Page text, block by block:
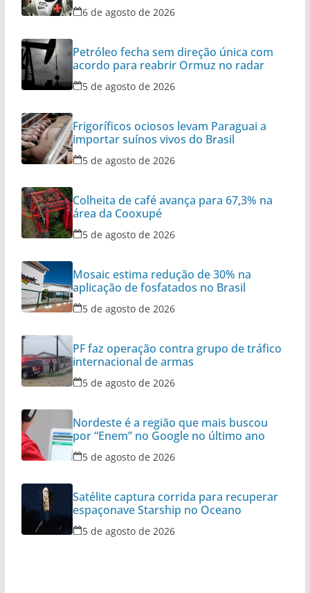
6 de agosto de 2026
Petróleo fecha sem direção única com
acordo para reabrir Ormuz no radar
5 de agosto de 2026
Frigoríficos ociosos levam Paraguai a
importar suínos vivos do Brasil
5 de agosto de 2026
Colheita de café avança para 67,3% na
área da Cooxupé
5 de agosto de 2026
Mosaic estima redução de 30% na
aplicação de fosfatados no Brasil
5 de agosto de 2026
PF faz operação contra grupo de tráfico
internacional de armas
5 de agosto de 2026
Nordeste é a região que mais buscou
por “Enem” no Google no último ano
5 de agosto de 2026
Satélite captura corrida para recuperar
espaçonave Starship no Oceano
5 de agosto de 2026